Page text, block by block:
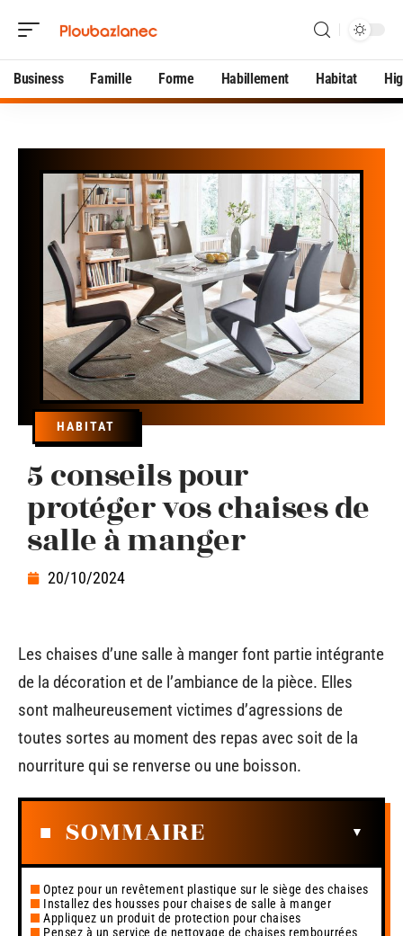
Business Famille Forme Habillement Habitat
HABITAT
5 conseils pour
protéger vos chaises de
salle à manger
20/10/2024
Les chaises d’une salle à manger font partie intégrante
de la décoration et de l’ambiance de la pièce. Elles
sont malheureusement victimes d’agressions de
toutes sortes au moment des repas avec soit de la
nourriture qui se renverse ou une boisson.
SOMMAIRE
Optez pour un revêtement plastique sur le siège des chaises
Installez des housses pour chaises de salle à manger
Appliquez un produit de protection pour chaises
Pensez à un service de nettoyage de chaises rembourrées